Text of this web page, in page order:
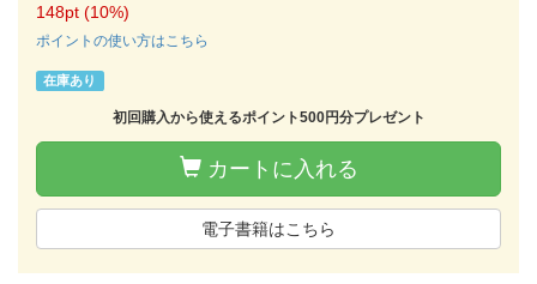
148pt (10%)
ポイントの使い方はこちら
在庫あり
初回購入から使えるポイント500円分プレゼント
カートに入れる
電子書籍はこちら